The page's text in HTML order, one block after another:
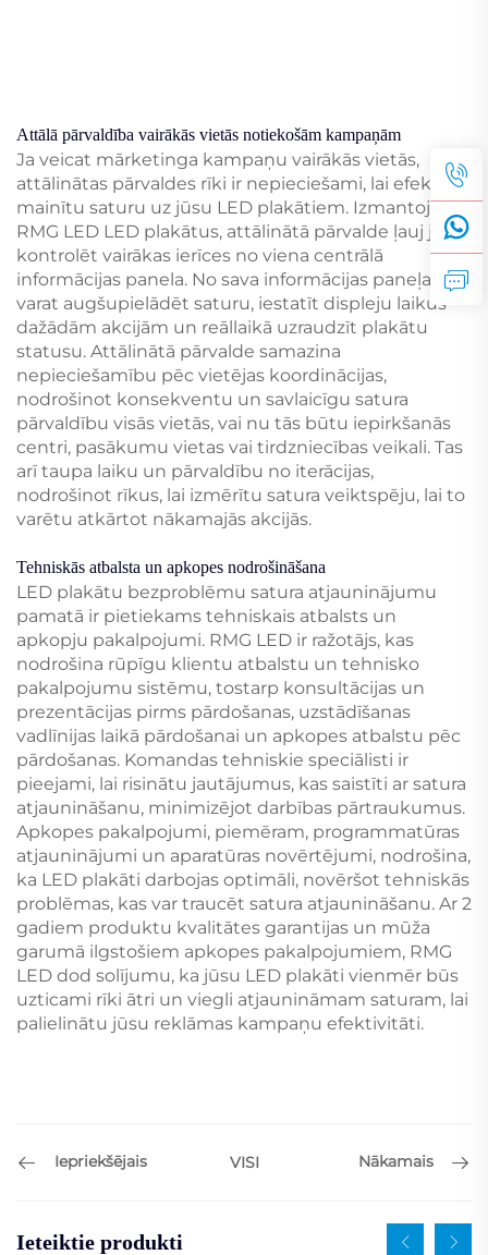
Attālā pārvaldība vairākās vietās notiekošām kampaņām
Ja veicat mārketinga kampaņu vairākās vietās,
attālinātas pārvaldes rīki ir nepieciešami, lai efektīvi
mainītu saturu uz jūsu LED plakātiem. Izmantojot
RMG LED LED plakātus, attālinātā pārvalde ļauj jums
kontrolēt vairākas ierīces no viena centrālā
informācijas panela. No sava informācijas paneļa
varat augšupielādēt saturu, iestatīt displeju laikus
dažādām akcijām un reāllaikā uzraudzīt plakātu
statusu. Attālinātā pārvalde samazina
nepieciešamību pēc vietējas koordinācijas,
nodrošinot konsekventu un savlaicīgu satura
pārvaldību visās vietās, vai nu tās būtu iepirkšanās
centri, pasākumu vietas vai tirdzniecības veikali. Tas
arī taupa laiku un pārvaldību no iterācijas,
nodrošinot rīkus, lai izmērītu satura veiktspēju, lai to
varētu atkārtot nākamajās akcijās.
Tehniskās atbalsta un apkopes nodrošināšana
LED plakātu bezproblēmu satura atjauninājumu
pamatā ir pietiekams tehniskais atbalsts un
apkopju pakalpojumi. RMG LED ir ražotājs, kas
nodrošina rūpīgu klientu atbalstu un tehnisko
pakalpojumu sistēmu, tostarp konsultācijas un
prezentācijas pirms pārdošanas, uzstādīšanas
vadlīnijas laikā pārdošanai un apkopes atbalstu pēc
pārdošanas. Komandas tehniskie speciālisti ir
pieejami, lai risinātu jautājumus, kas saistīti ar satura
atjaunināšanu, minimizējot darbības pārtraukumus.
Apkopes pakalpojumi, piemēram, programmatūras
atjauninājumi un aparatūras novērtējumi, nodrošina,
ka LED plakāti darbojas optimāli, novēršot tehniskās
problēmas, kas var traucēt satura atjaunināšanu. Ar 2
gadiem produktu kvalitātes garantijas un mūža
garumā ilgstošiem apkopes pakalpojumiem, RMG
LED dod solījumu, ka jūsu LED plakāti vienmēr būs
uzticami rīki ātri un viegli atjaunināmam saturam, lai
palielinātu jūsu reklāmas kampaņu efektivitāti.
Iepriekšējais VISI Nākamais
Ieteiktie produkti